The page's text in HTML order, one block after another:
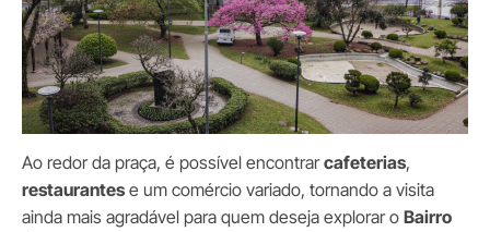
Ao redor da praça, é possível encontrarcafeterias,
restaurantes e um comércio variado, tornando a visita
ainda mais agradável para quem deseja explorar o Bairro